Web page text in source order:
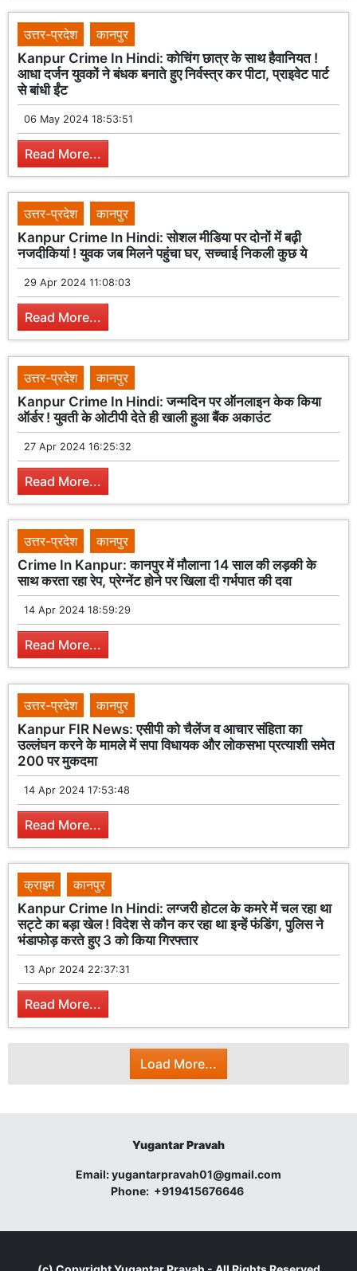
उत्तर-प्रदेश
कानपुर
Kanpur Crime In Hindi: कोचिंग छात्र के साथ हैवानियत !
आधा दर्जन युवकों ने बंधक बनाते हुए निर्वस्त्र कर पीटा, प्राइवेट पार्ट
से बांधी ईंट
06 May 2024 18:53:51
Read More...
उत्तर-प्रदेश
कानपुर
Kanpur Crime In Hindi: सोशल मीडिया पर दोनों में बढ़ी
नजदीकियां ! युवक जब मिलने पहुंचा घर, सच्चाई निकली कुछ ये
29 Apr 2024 11:08:03
Read More...
उत्तर-प्रदेश
कानपुर
Kanpur Crime In Hindi: जन्मदिन पर ऑनलाइन केक किया
ऑर्डर ! युवती के ओटीपी देते ही खाली हुआ बैंक अकाउंट
27 Apr 2024 16:25:32
Read More...
उत्तर-प्रदेश
कानपुर
Crime In Kanpur: कानपुर में मौलाना 14 साल की लड़की के
साथ करता रहा रेप, प्रेग्नेंट होने पर खिला दी गर्भपात की दवा
14 Apr 2024 18:59:29
Read More...
उत्तर-प्रदेश
कानपुर
Kanpur FIR News: एसीपी को चैलेंज व आचार संहिता का
उल्लंघन करने के मामले में सपा विधायक और लोकसभा प्रत्याशी समेत
200 पर मुकदमा
14 Apr 2024 17:53:48
Read More...
क्राइम
कानपुर
Kanpur Crime In Hindi: लग्जरी होटल के कमरे में चल रहा था
सट्टे का बड़ा खेल ! विदेश से कौन कर रहा था इन्हें फंडिंग, पुलिस ने
भंडाफोड़ करते हुए 3 को किया गिरफ्तार
13 Apr 2024 22:37:31
Read More...
Load More...
Yugantar Pravah
Email:yugantarpravah01@gmail.com
Phone: +919415676646